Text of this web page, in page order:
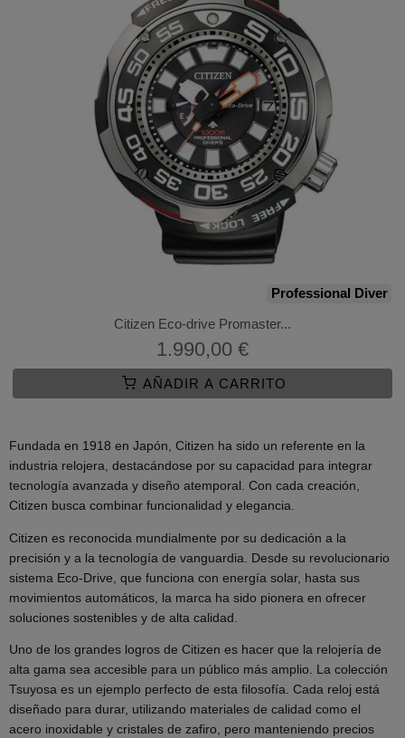
Professional Diver
Citizen Eco-drive Promaster...
1.990,00 €
AÑADIR A CARRITO
Fundada en 1918 en Japón, Citizen ha sido un referente en la
industria relojera, destacándose por su capacidad para integrar
tecnología avanzada y diseño atemporal. Con cada creación,
Citizen busca combinar funcionalidad y elegancia.
Citizen es reconocida mundialmente por su dedicación a la
precisión y a la tecnología de vanguardia. Desde su revolucionario
sistema Eco-Drive, que funciona con energía solar, hasta sus
movimientos automáticos, la marca ha sido pionera en ofrecer
soluciones sostenibles y de alta calidad.
Uno de los grandes logros de Citizen es hacer que la relojería de
alta gama sea accesible para un público más amplio. La colección
Tsuyosa es un ejemplo perfecto de esta filosofía. Cada reloj está
diseñado para durar, utilizando materiales de calidad como el
acero inoxidable y cristales de zafiro, pero manteniendo precios